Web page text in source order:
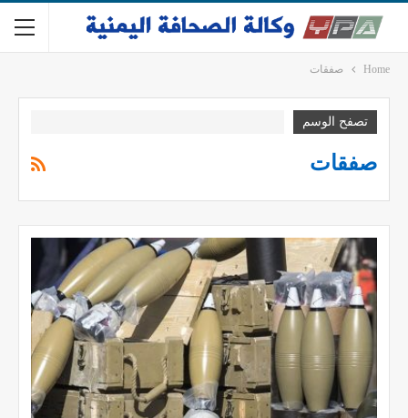
Home صفقات
تصفح الوسم
صفقات